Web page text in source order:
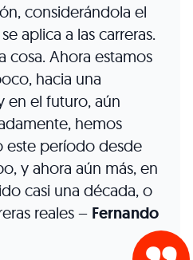
considerándola el
aplica a las carreras.
cosa. Ahora estamos
hacia una
en el futuro, aún
hemos
este período desde
y ahora aún más, en
casi una década, o
reales – Fernando